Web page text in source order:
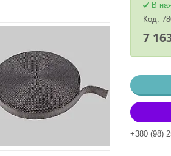
В
Код:
7
+380 (98)